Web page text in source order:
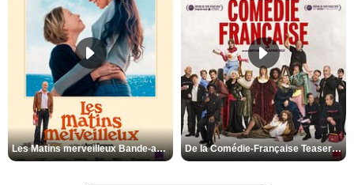
Les Matins merveilleux Bande-annonce VF De la Comédie-Française Teaser VF